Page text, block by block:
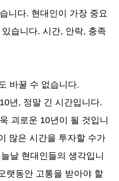
니다. 현대인이 가장 중요
습니다. 시간, 안락, 충족
바꿀 수 없습니다.
년, 정말 긴 시간입니다.
괴로운 10년이 될 것입니
많은 시간을 투자할 수가
날 현대인들의 생각입니
랫동안 고통을 받아야 할